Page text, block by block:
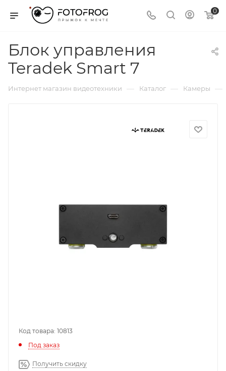
0
Блок управления
Teradek Smart 7
Интернет магазин видеотехники — Каталог — Камеры —
Код товара: 10813
Под заказ
Получить скидку